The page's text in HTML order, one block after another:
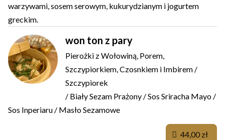
warzywami, sosem serowym, kukurydzianym i jogurtem
greckim.
won ton z pary
Pierożki z Wołowiną, Porem,
Szczypiorkiem, Czosnkiem i Imbirem /
Szczypiorek
/ Biały Sezam Prażony / Sos Sriracha Mayo /
Sos Inperiaru / Masło Sezamowe